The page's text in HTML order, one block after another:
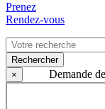
Prenez
Rendez-vous
Rechercher
×
Demande